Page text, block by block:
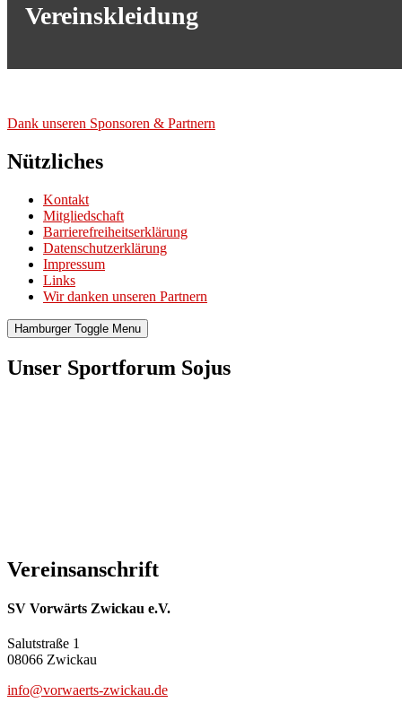
Vereinskleidung
Dank unse­ren Spon­so­ren & Part­nern
Nützliches
Kontakt
Mitgliedschaft
Barrierefreiheitserklärung
Datenschutzerklärung
Impressum
Links
Wir danken unseren Partnern
Hamburger Toggle Menu
Unser Sportforum Sojus
Vereinsanschrift
SV Vorwärts Zwickau e.V.
Salutstraße 1
08066 Zwickau
info@vorwaerts-zwickau.de